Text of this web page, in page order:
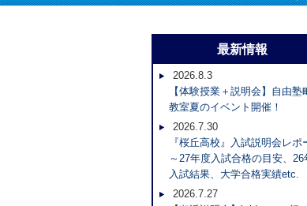
最新情報
2026.8.3
【体験授業＋説明会】自由塾
教室夏のイベント開催！
2026.7.30
『桜丘高校』入試説明会レポ
～27年度入試合格の目安、26
入試結果、大学合格実績etc.
2026.7.27